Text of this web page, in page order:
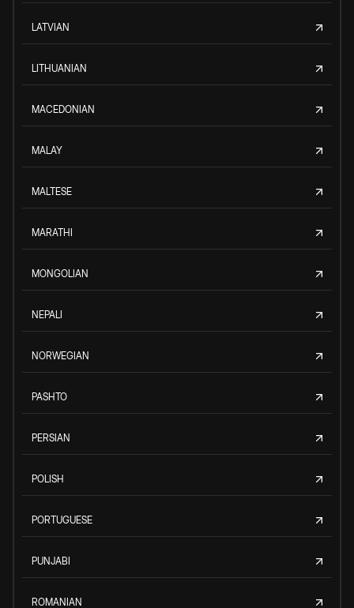
LATVIAN
LITHUANIAN
MACEDONIAN
MALAY
MALTESE
MARATHI
MONGOLIAN
NEPALI
NORWEGIAN
PASHTO
PERSIAN
POLISH
PORTUGUESE
PUNJABI
ROMANIAN